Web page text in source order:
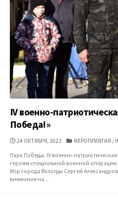
IV военно-
Победа!»
ДАТА
24 ОКТЯБРЯ, 2023 КАТЕГОРИИ
МЕРОПРИЯТИЯ /
Парк Победы. lV военно-
героям специальной военной
Мэр города Вологды Сергей
внимание на...